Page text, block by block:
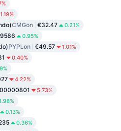
1.19%
CMGon €32.47 0.21%
0.95%
PYPLon €49.57 1.01%
0.40%
4.22%
5.73%
0.13%
0.36%